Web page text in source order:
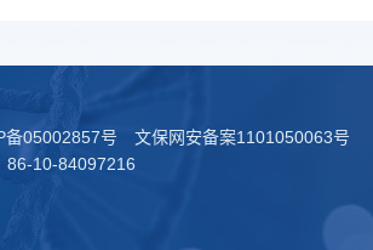
备05002857号
文保网安备案1101050063号
10-84097216